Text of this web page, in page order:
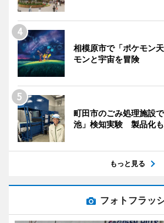
相模原市で「ポケモン
モンと宇宙を冒険
町田市のごみ処理施設
池」検知実験 製品化も
もっと見る
フォトフラッ